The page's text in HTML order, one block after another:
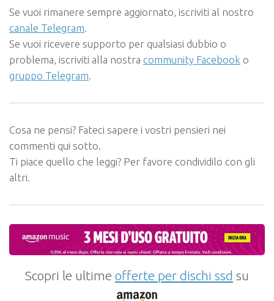
Se vuoi rimanere sempre aggiornato, iscriviti al nostro
canale Telegram
Se vuoi ricevere supporto per qualsiasi dubbio o
problema, iscriviti alla nostra community Facebook o
gruppo Telegram
Cosa ne pensi? Fateci sapere i vostri pensieri nei
commenti qui sotto.
Ti piace quello che leggi? Per favore condividilo con gli
altri.
Scopri le ultime offerte per dischi ssd su